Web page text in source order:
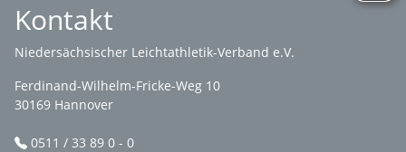
Kontakt
Niedersächsischer Leichtathletik-Verband e.V.
Ferdinand-Wilhelm-Fricke-Weg 10
30169 Hannover
0511 / 33 89 0 - 0